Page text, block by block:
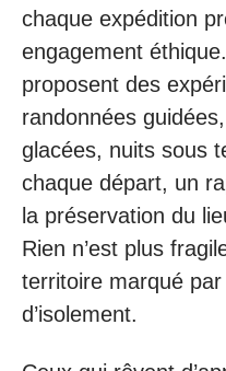
chaque expédition
engagement
proposent des
randonnées
glacées, nuits sous
chaque départ, un
la préservation du
Rien n’est plus
territoire marqué
d’isolement.